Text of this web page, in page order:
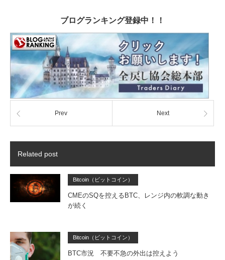
ブログランキング登録中！！
Prev Next
Related post
Bitcoin（ビットコイン）
CMEのSQを控えるBTC、レンジ内の軟調な動き
が続く
Bitcoin（ビットコイン）
BTC市況 不要不急の外出は控えよう